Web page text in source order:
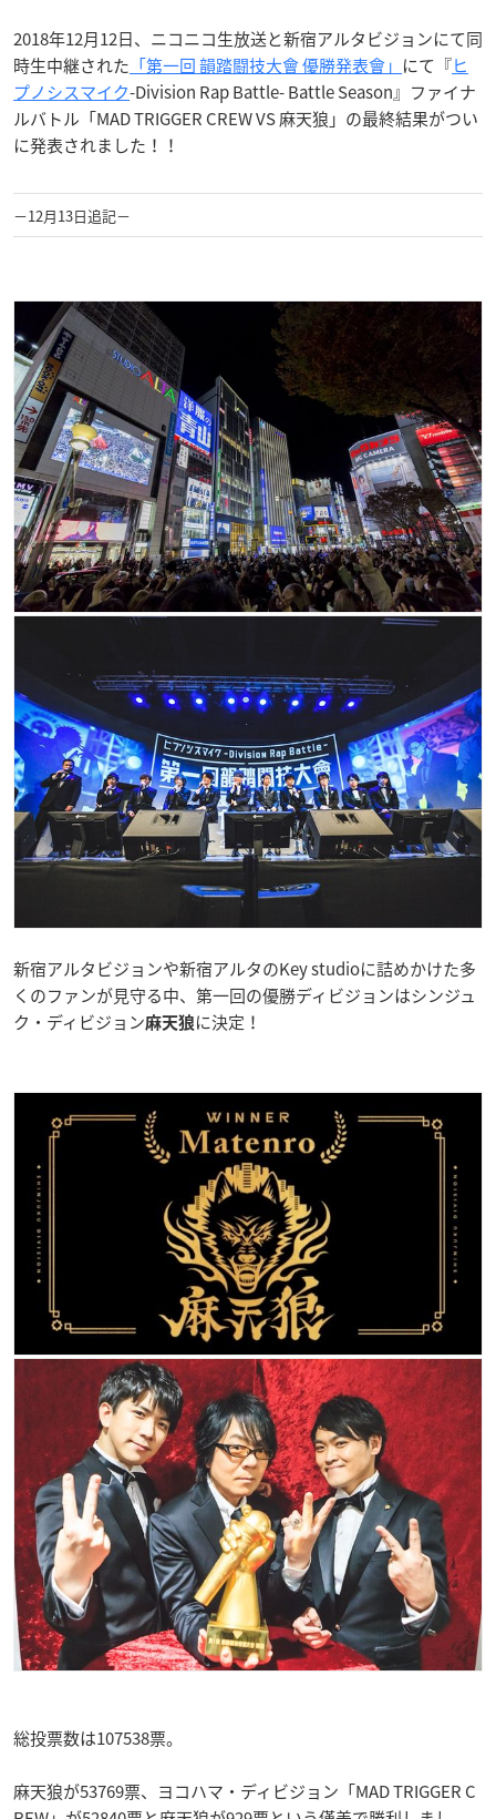
2018年12月12日、ニコニコ生放送と新宿アルタビジョンにて同
時生中継された 「第一回 韻踏闘技大會 優勝発表會」 にて『ヒ
プノシスマイク-Division Rap Battle- Battle Season』ファイナ
ルバトル「MAD TRIGGER CREW VS 麻天狼」の最終結果がつい
に発表されました！！
−12月13日追記−
新宿アルタビジョンや新宿アルタのKey studioに詰めかけた多
くのファンが見守る中、第一回の優勝ディビジョンはシンジュ
ク・ディビジョン麻天狼 に決定！
総投票数は107538票。
麻天狼が53769票、ヨコハマ・ディビジョン「MAD TRIGGER C